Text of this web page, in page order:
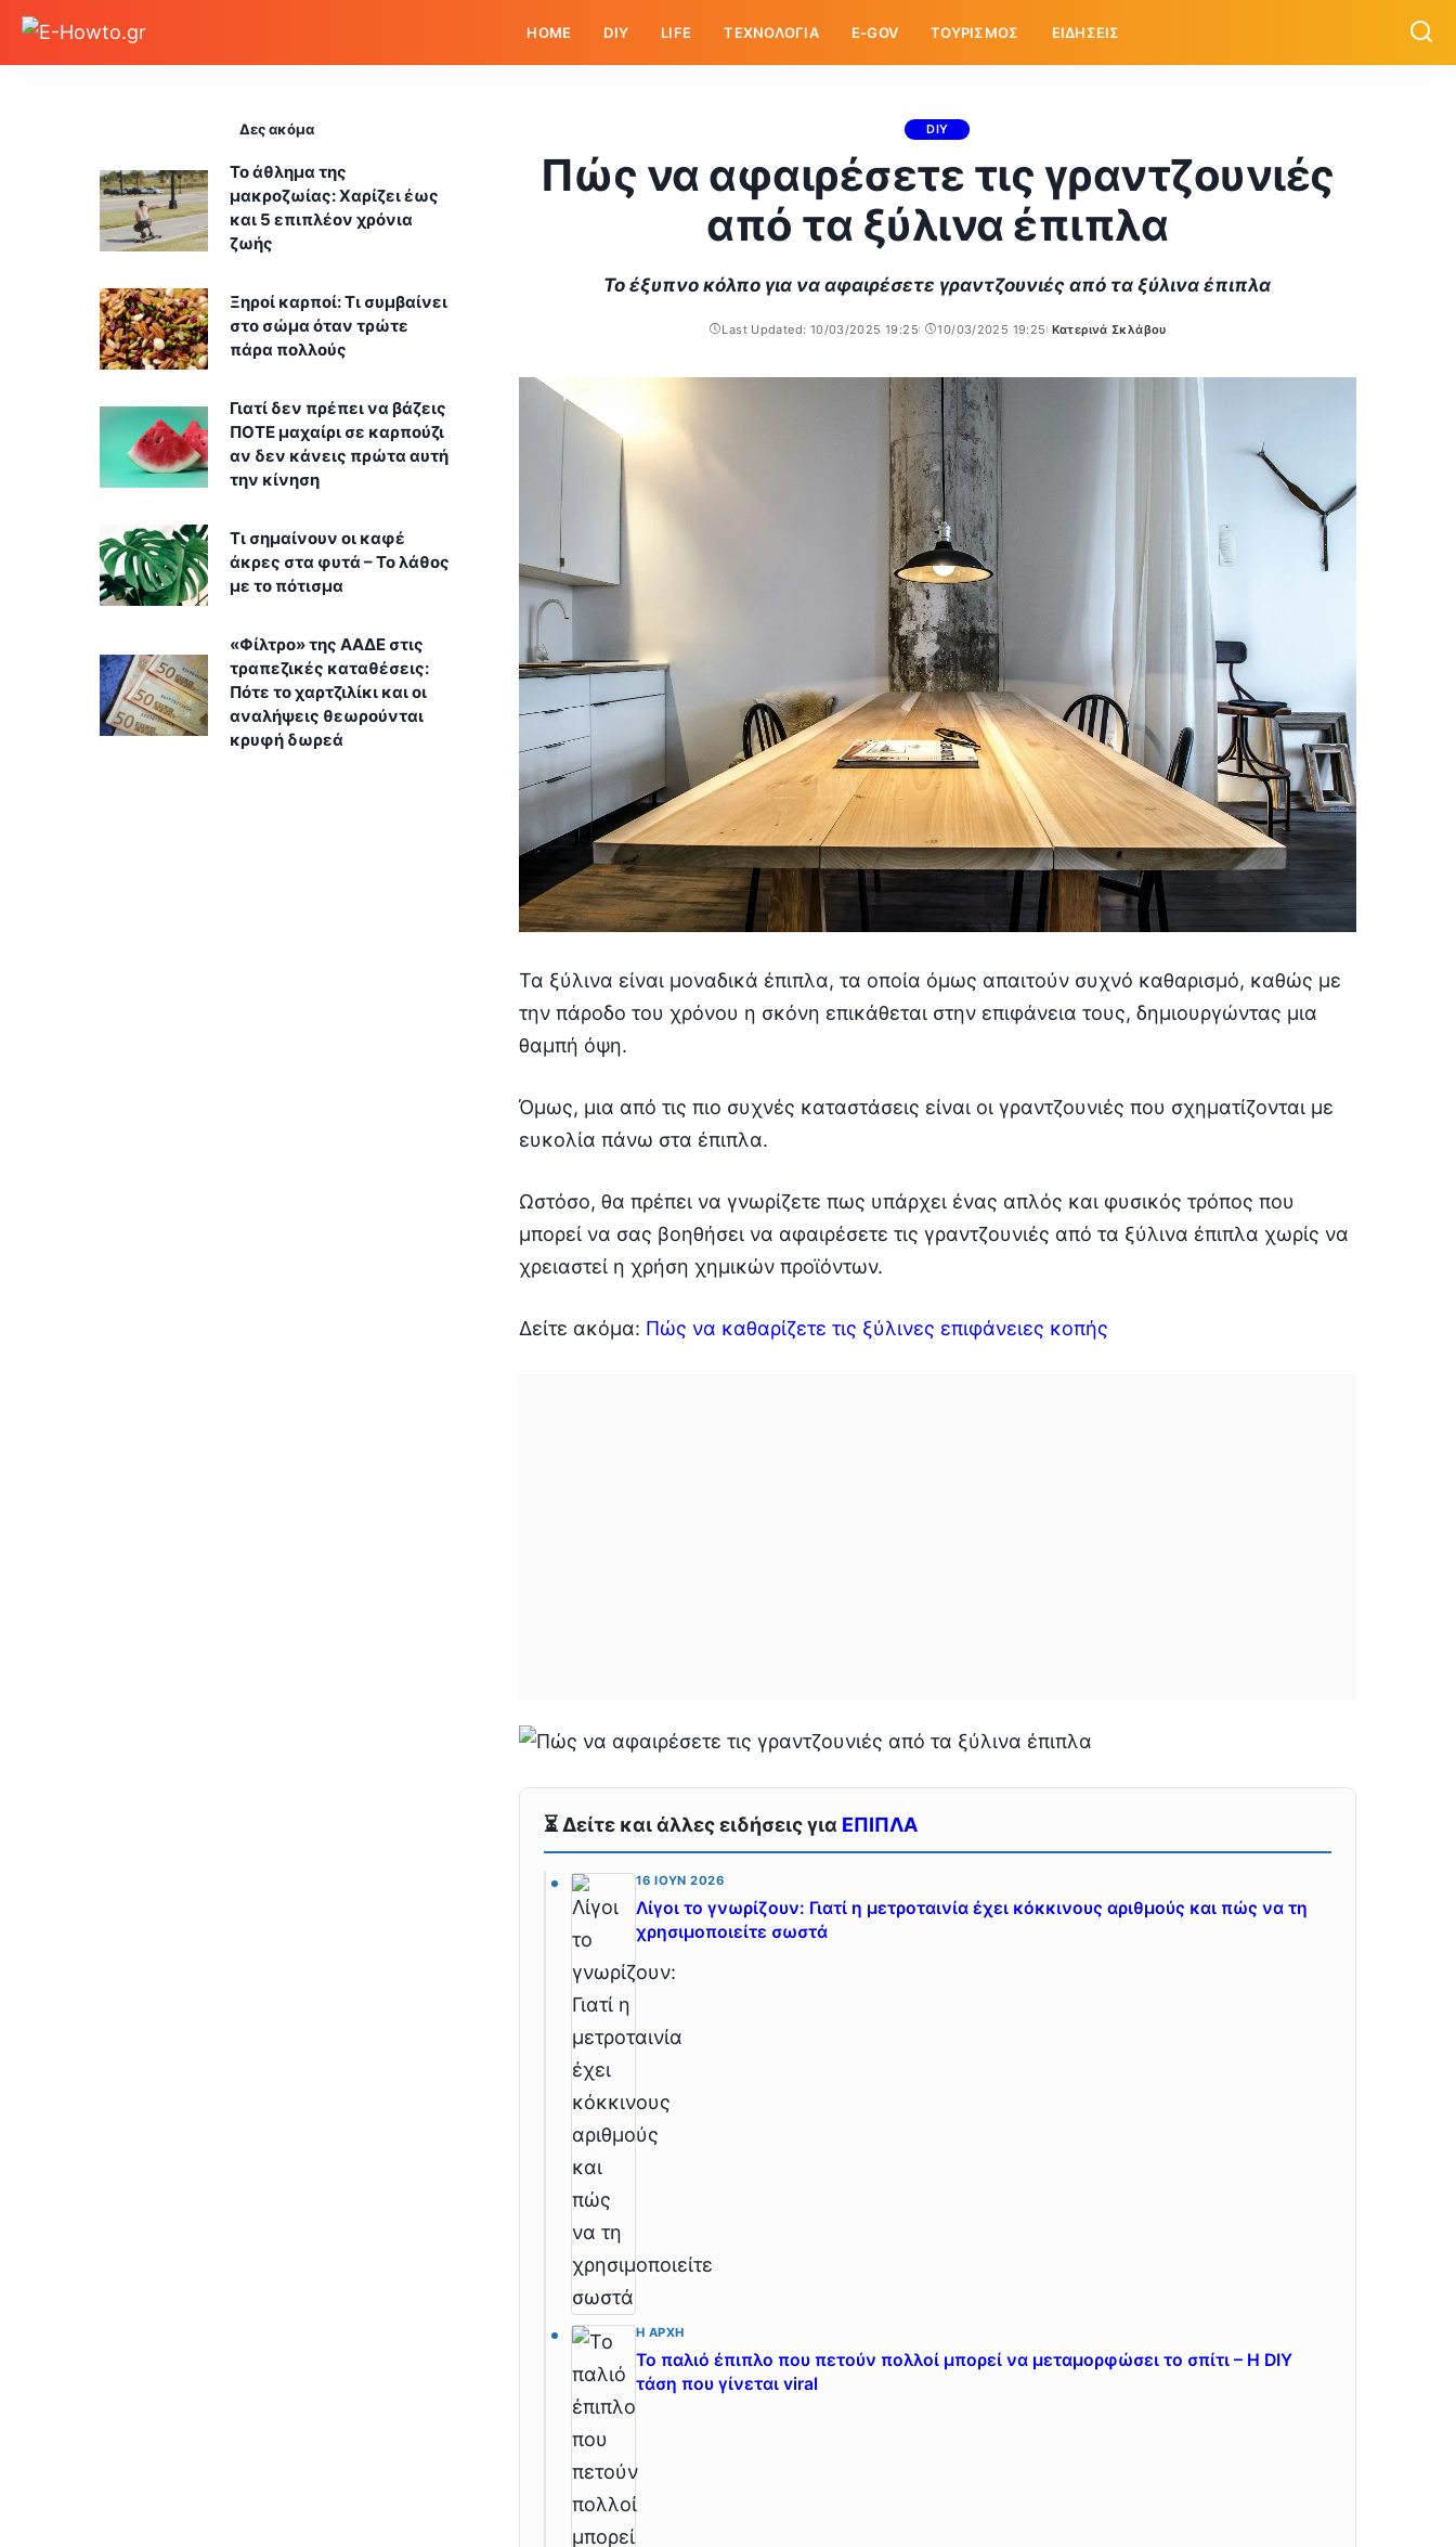
HOME DIY LIFE ΤΕΧΝΟΛΟΓΙΑ E-GOV ΤΟΥΡΙΣΜΟΣ ΕΙΔΗΣΕΙΣ
DIY
Πώς να αφαιρέσετε τις γραντζουνιές
από τα ξύλινα έπιπλα
Το έξυπνο κόλπο για να αφαιρέσετε γραντζουνιές από τα ξύλινα έπιπλα
Last Updated: 10/03/2025 19:25 10/03/2025 19:25
Posted
Κατερινά Σκλάβου
Τα ξύλινα είναι μοναδικά έπιπλα, τα οποία όμως απαιτούν συχνό καθαρισμό, καθώς με
την πάροδο του χρόνου η σκόνη επικάθεται στην επιφάνεια τους, δημιουργώντας μια
θαμπή όψη.
Όμως, μια από τις πιο συχνές καταστάσεις είναι οι γραντζουνιές που σχηματίζονται με
ευκολία πάνω στα έπιπλα.
Ωστόσο, θα πρέπει να γνωρίζετε πως υπάρχει ένας απλός και φυσικός τρόπος που
μπορεί να σας βοηθήσει να αφαιρέσετε τις γραντζουνιές από τα ξύλινα έπιπλα χωρίς να
χρειαστεί η χρήση χημικών προϊόντων.
Δείτε ακόμα: Πώς να καθαρίζετε τις ξύλινες επιφάνειες κοπής
⏳ Δείτε και άλλες ειδήσεις για ΕΠΙΠΛΑ
16 ΙΟΎΝ 2026
Λίγοι το γνωρίζουν: Γιατί η μετροταινία έχει κόκκινους αριθμούς και πώς να τη
χρησιμοποιείτε σωστά
Η ΑΡΧΉ
Το παλιό έπιπλο που πετούν πολλοί μπορεί να μεταμορφώσει το σπίτι – Η DIY
τάση που γίνεται viral
Δες ακόμα
Το άθλημα της
μακροζωίας: Χαρίζει έως
και 5 επιπλέον χρόνια
ζωής
Ξηροί καρποί: Τι συμβαίνει
στο σώμα όταν τρώτε
πάρα πολλούς
Γιατί δεν πρέπει να βάζεις
ΠΟΤΕ μαχαίρι σε καρπούζι
αν δεν κάνεις πρώτα αυτή
την κίνηση
Τι σημαίνουν οι καφέ
άκρες στα φυτά – Το λάθος
με το πότισμα
«Φίλτρο» της ΑΑΔΕ στις
τραπεζικές καταθέσεις:
Πότε το χαρτζιλίκι και οι
αναλήψεις θεωρούνται
κρυφή δωρεά